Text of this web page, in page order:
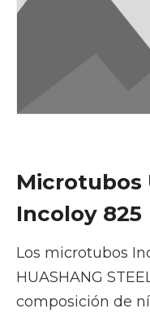
Microtubos
Incoloy 825
Los microtubos
HUASHANG
composición de